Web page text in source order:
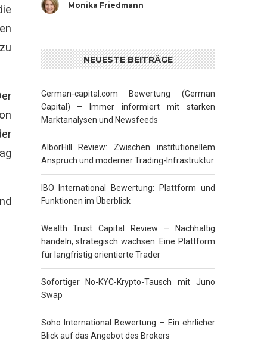
Monika Friedmann
NEUESTE BEITRÄGE
German-capital.com Bewertung (German
Capital) – Immer informiert mit starken
Marktanalysen und Newsfeeds
AlborHill Review: Zwischen institutionellem
Anspruch und moderner Trading-Infrastruktur
IBO International Bewertung: Plattform und
Funktionen im Überblick
Wealth Trust Capital Review – Nachhaltig
handeln, strategisch wachsen: Eine Plattform
für langfristig orientierte Trader
Sofortiger No-KYC-Krypto-Tausch mit Juno
Swap
Soho International Bewertung – Ein ehrlicher
Blick auf das Angebot des Brokers